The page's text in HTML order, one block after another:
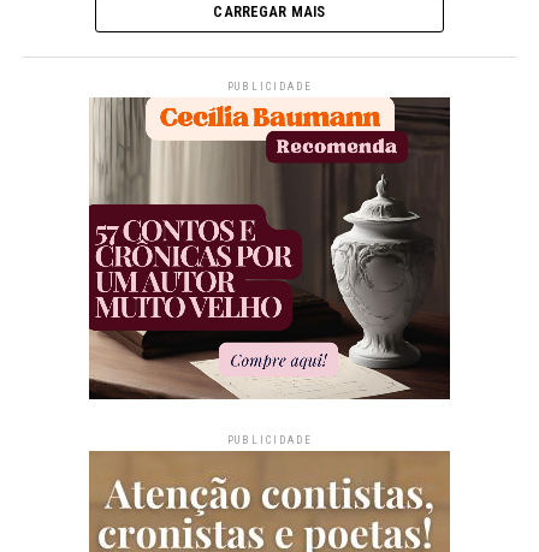
CARREGAR MAIS
PUBLICIDADE
PUBLICIDADE